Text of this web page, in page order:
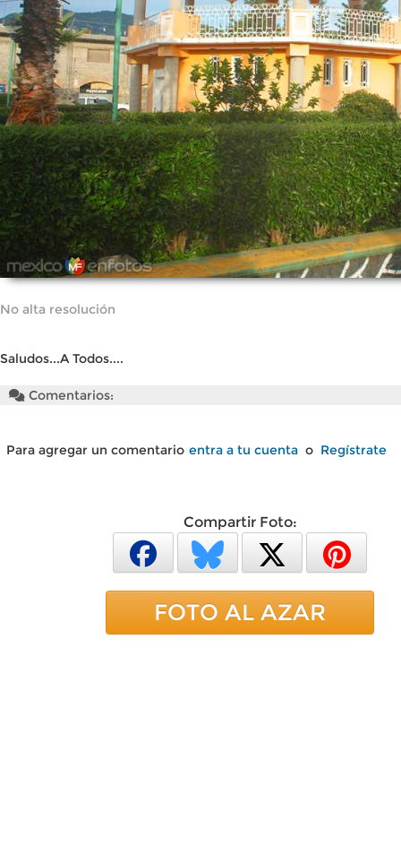
No alta resolución
Saludos...A Todos....
Comentarios:
Para agregar un comentario entra a tu cuenta o Regístrate
Compartir Foto:
FOTO AL AZAR